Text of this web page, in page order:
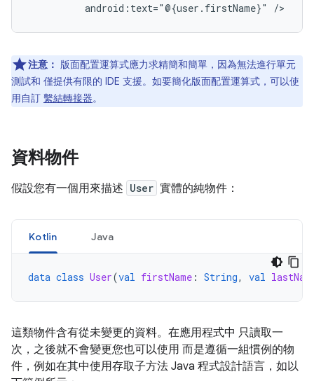
android:text="@{user.firstName}"
注意： 版面配置運算式應力求精簡和簡單，因為無法進行單元
測試和 僅提供有限的 IDE 支援。如要簡化版面配置運算式，可以使
用自訂 繫結轉接器。
資料物件
假設您有一個用來描述 User 實體的純物件：
Kotlin Java
data class User(val firstName : String, val
這類物件含有從未變更的資料。在應用程式中 只讀取一
次，之後就不會變更您也可以使用 而是遵循一組慣例的物
件，例如在其中使用存取子方法 Java 程式設計語言，如以